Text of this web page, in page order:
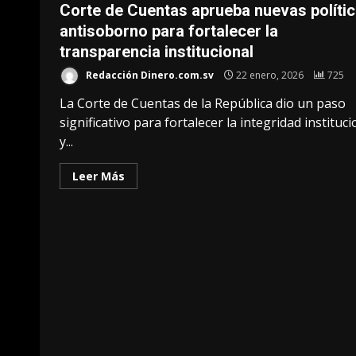
Corte de Cuentas aprueba nuevas
antisoborno para fortalecer la
transparencia institucional
Redacción Dinero.com.sv 22 enero, 2026 725
La Corte de Cuentas de la República dio un paso
significativo para fortalecer la integridad
y...
Leer Más